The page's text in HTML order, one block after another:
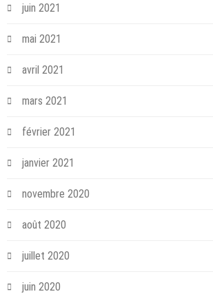
juin 2021
mai 2021
avril 2021
mars 2021
février 2021
janvier 2021
novembre 2020
août 2020
juillet 2020
juin 2020